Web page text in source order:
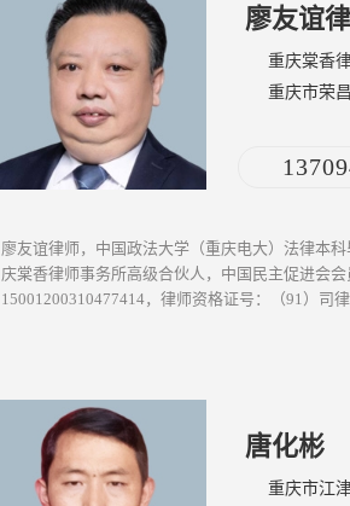
廖友谊
重庆棠香
重庆市荣
廖友谊律师，中国政法大学（重庆电大）法律本
庆棠香律师事务所高级合伙人，中国民主促进会会
15001200310477414，律师资格证号：（91）司
唐化彬
重庆市江